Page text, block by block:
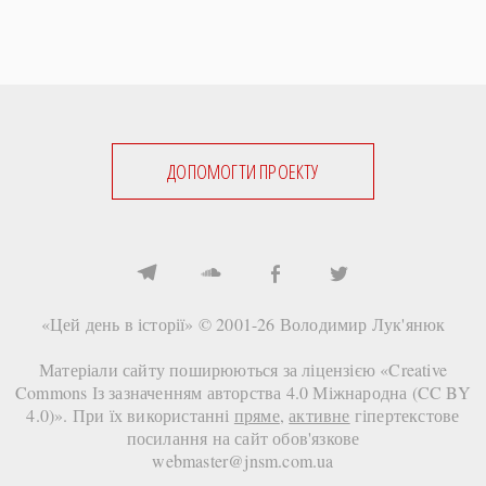
ДОПОМОГТИ ПРОЕКТУ
«Цей день в історії» © 2001-26 Володимир Лук'янюк
Матеріали сайту поширюються за ліцензією «Creative
Commons Із зазначенням авторства 4.0 Міжнародна (CC BY
4.0)». При їх використанні пряме,активне гіпертекстове
посилання на сайтобов'язкове
webmaster@jnsm.com.ua